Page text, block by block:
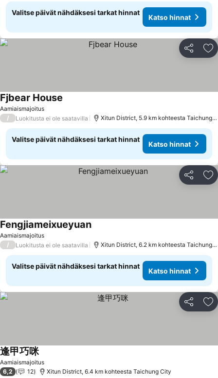
Valitse päivät nähdäksesi tarkat hinnat
Katso hinnat
Jaa
Aamiaismajoitus
Fjbear House
/ Luokitusta ei ole saatavilla Xitun District, 5.9 km kohteesta Taichung
Valitse päivät nähdäksesi tarkat hinnat
Katso hinnat
Jaa
Aamiaismajoitus
FengjiameixueyuanKatso hinnat
/ Luokitusta ei ole saatavilla Xitun District, 6.2 km kohteesta Taichung
Valitse päivät nähdäksesi tarkat hinnat
Katso hinnat
Jaa
Aamiaismajoitus
逢甲巧咪Katso hinnat
6,2 12 Xitun District, 6.4 km kohteesta Taichung City